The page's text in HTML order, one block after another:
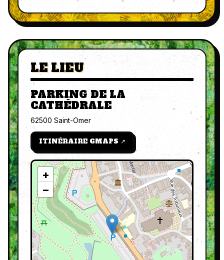
LE LIEU
PARKING DE LA
CATHÉDRALE
62500 Saint-Omer
ITINÉRAIRE GMAPS ↗
+
−